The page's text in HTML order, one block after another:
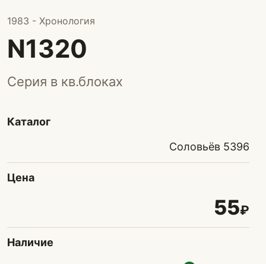
1983 - Хронология
N1320
Серия в кв.блоках
Каталог
Соловьёв 5396
Цена
55₽
Наличие